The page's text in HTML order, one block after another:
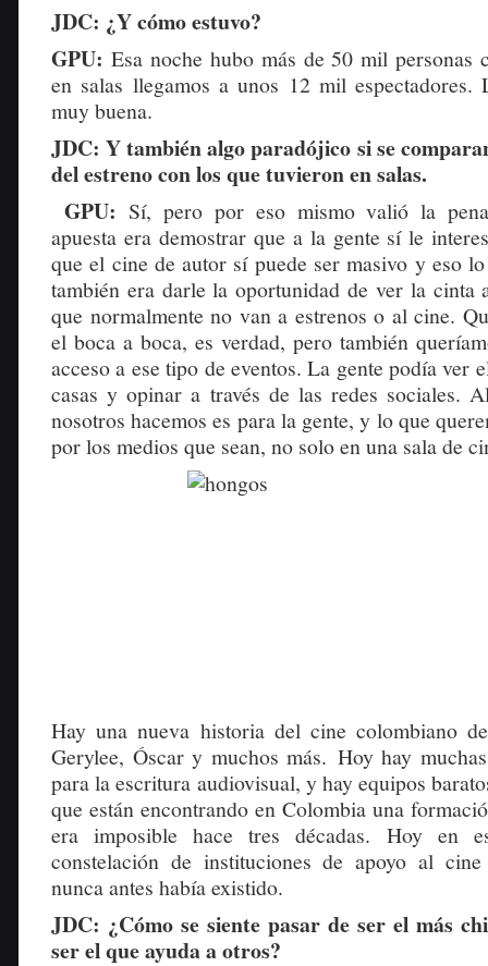
JDC: ¿Y cómo estuvo?
GPU: Esa noche hubo más de 50 mil personas
en salas llegamos a unos 12 mil espectadores.
muy buena.
JDC: Y también algo paradójico si se
del estreno con los que tuvieron en salas.
GPU: Sí, pero por eso mismo valió la
apuesta era demostrar que a la gente sí le
que el cine de autor sí puede ser masivo y eso
también era darle la oportunidad de ver la cinta
que normalmente no van a estrenos o al cine.
el boca a boca, es verdad, pero también
acceso a ese tipo de eventos. La gente podía ver
casas y opinar a través de las redes sociales.
nosotros hacemos es para la gente, y lo que
por los medios que sean, no solo en una sala de
Hay una nueva historia del cine colombiano
Gerylee, Óscar y muchos más. Hoy hay
para la escritura audiovisual, y hay equipos
que están encontrando en Colombia una
era imposible hace tres décadas. Hoy en
constelación de instituciones de apoyo al
nunca antes había existido.
JDC: ¿Cómo se siente pasar de ser el más
ser el que ayuda a otros?